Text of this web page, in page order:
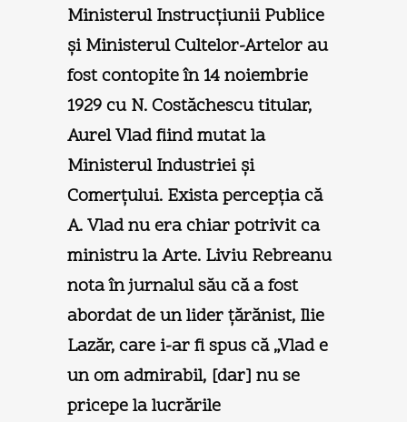
Ministerul Instrucţiunii Publice
şi Ministerul Cultelor-Artelor au
fost contopite în 14 noiembrie
1929 cu N. Costăchescu titular,
Aurel Vlad fiind mutat la
Ministerul Industriei şi
Comerţului. Exista percepţia că
A. Vlad nu era chiar potrivit ca
ministru la Arte. Liviu Rebreanu
nota în jurnalul său că a fost
abordat de un lider ţărănist, Ilie
Lazăr, care i-ar fi spus că „Vlad e
un om admirabil, [dar] nu se
pricepe la lucrările